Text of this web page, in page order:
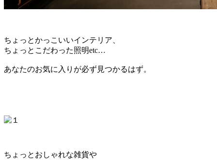
ちょっとかっこいいインテリア、
ちょっとこだわった照明etc…
あなたのお気に入りが必ず見つかるはず。
ちょっとおしゃれな雑貨や